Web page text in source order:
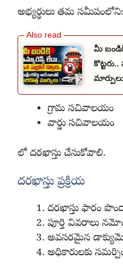
అభ్యర్థులు తమ సమీపంలోని:
మీ
గ్రామ సచివాలయం
వార్డు సచివాలయం
లో దరఖాస్తు చేసుకోవాలి.
దరఖాస్తు ప్రక్రియ
దరఖాస్తు ఫారం
పూర్తి వివరాలు
అవసరమైన
అధికారులకు